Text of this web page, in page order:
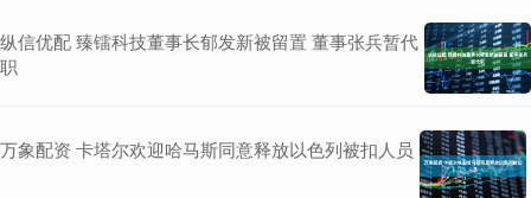
纵信优配 臻镭科技董事长郁发新被留置 董事张兵暂代
职
万象配资 卡塔尔欢迎哈马斯同意释放以色列被扣人员